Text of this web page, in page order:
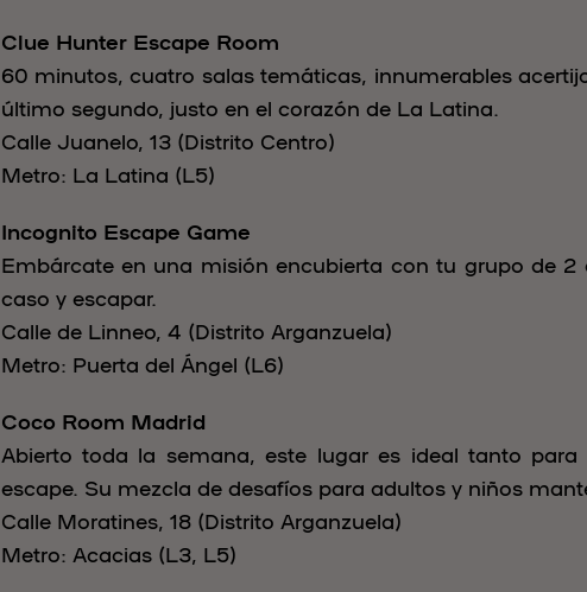
Clue Hunter Escape Room
60 minutos, cuatro salas temáticas, innumerables
último segundo, justo en el corazón de La Latina.
Calle Juanelo, 13 (Distrito Centro)
Metro: La Latina (L5)
Incognito Escape Game
Embárcate en una misión encubierta con tu grupo de
caso y escapar.
Calle de Linneo, 4 (Distrito Arganzuela)
Metro: Puerta del Ángel (L6)
Coco Room Madrid
Abierto toda la semana, este lugar es ideal tanto
escape. Su mezcla de desafíos para adultos y niños
Calle Moratines, 18 (Distrito Arganzuela)
Metro: Acacias (L3, L5)